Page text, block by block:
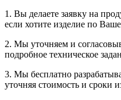
1. Вы делаете заявку на
если хотите изделие по
2. Мы уточняем и
подробное техническое
3. Мы бесплатно
уточняя стоимость и сроки